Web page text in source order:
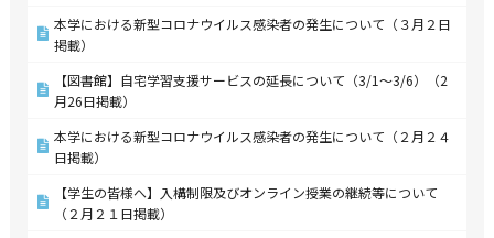
本学における新型コロナウイルス感染者の発生について（３月２日
掲載）
【図書館】自宅学習支援サービスの延長について（3/1～3/6）（2
月26日掲載）
本学における新型コロナウイルス感染者の発生について（２月２４
日掲載）
【学生の皆様へ】入構制限及びオンライン授業の継続等について
（２月２１日掲載）